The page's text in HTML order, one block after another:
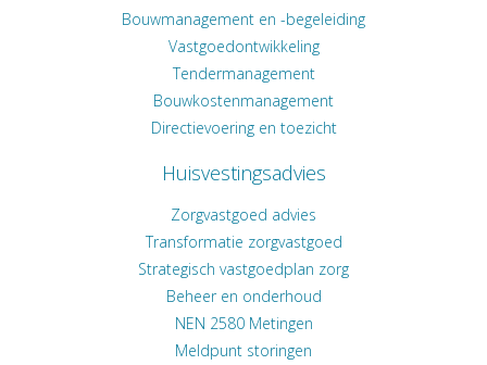
Bouwmanagement en -begeleiding
Vastgoedontwikkeling
Tendermanagement
Bouwkostenmanagement
Directievoering en toezicht
Huisvestingsadvies
Zorgvastgoed advies
Transformatie zorgvastgoed
Strategisch vastgoedplan zorg
Beheer en onderhoud
NEN 2580 Metingen
Meldpunt storingen